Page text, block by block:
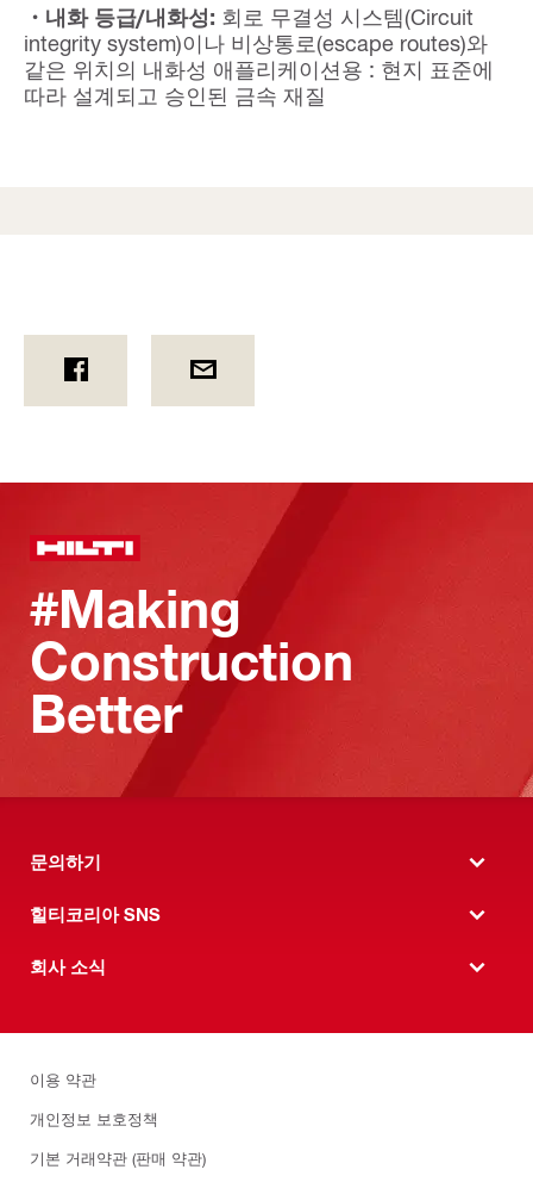
・내화 등급/내화성: 회로 무결성 시스템(Circuit
integrity system)이나 비상통로(escape routes)와
같은 위치의 내화성 애플리케이션용 : 현지 표준에
따라 설계되고 승인된 금속 재질
#Making
Construction
Better
문의하기
힐티코리아 SNS
회사 소식
이용 약관
개인정보 보호정책
기본 거래약관 (판매 약관)